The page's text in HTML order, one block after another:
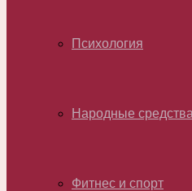
Психология
Народные средства
Фитнес и спорт